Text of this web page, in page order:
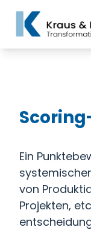
Ein
von
Projekten,